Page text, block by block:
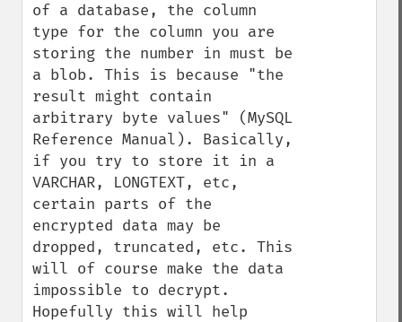
of a database, the column
type for the column you are
storing the number in must be
a blob. This is because "the
result might contain
arbitrary byte values" (MySQL
Reference Manual). Basically,
if you try to store it in a
VARCHAR, LONGTEXT, etc,
certain parts of the
encrypted data may be
dropped, truncated, etc. This
will of course make the data
impossible to decrypt.
Hopefully this will help